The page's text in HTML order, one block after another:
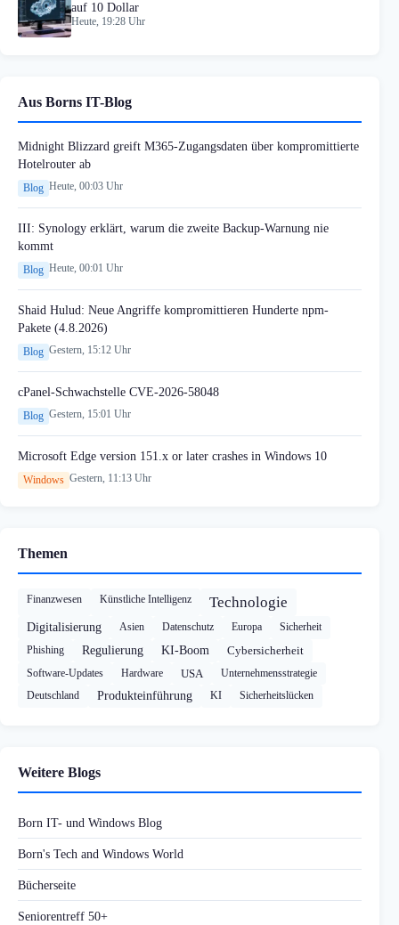
auf 10 Dollar
Heute, 19:28 Uhr
Aus Borns IT-Blog
Midnight Blizzard greift M365-Zugangsdaten über kompromittierte
Hotelrouter ab
Blog Heute, 00:03 Uhr
III: Synology erklärt, warum die zweite Backup-Warnung nie
kommt
Blog Heute, 00:01 Uhr
Shaid Hulud: Neue Angriffe kompromittieren Hunderte npm-
Pakete (4.8.2026)
Blog Gestern, 15:12 Uhr
cPanel-Schwachstelle CVE-2026-58048
Blog Gestern, 15:01 Uhr
Microsoft Edge version 151.x or later crashes in Windows 10
Windows Gestern, 11:13 Uhr
Themen
Finanzwesen Künstliche Intelligenz Technologie
Digitalisierung Asien Datenschutz Europa
Sicherheit
Phishing
Regulierung KI-Boom Cybersicherheit
Software-Updates Hardware USA
Unternehmensstrategie
Deutschland
Produkteinführung KI Sicherheitslücken
Weitere Blogs
Born IT- und Windows Blog
Born's Tech and Windows World
Bücherseite
Seniorentreff 50+